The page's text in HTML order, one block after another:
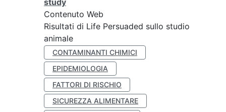
study
Contenuto Web
Risultati di Life Persuaded sullo studio
animale
CONTAMINANTI CHIMICI
EPIDEMIOLOGIA
FATTORI DI RISCHIO
SICUREZZA ALIMENTARE